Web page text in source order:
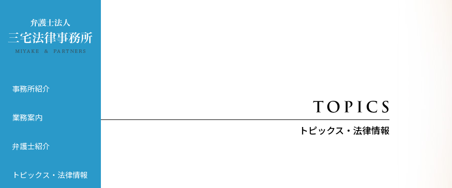
事務所紹介
業務案内
弁護士紹介
トピックス・法律情報
トピックス・法律情報